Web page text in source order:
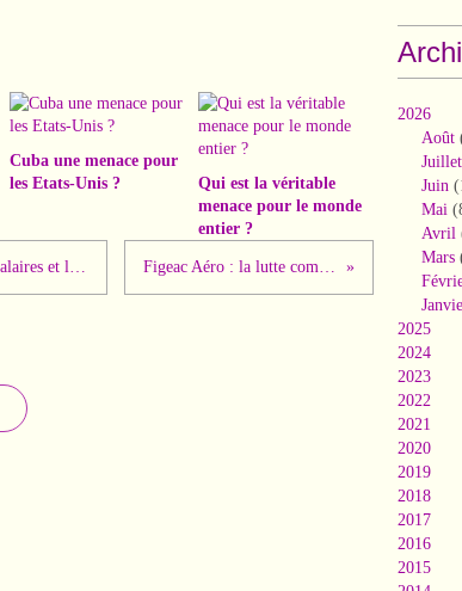
Cuba une menace pour
les Etats-Unis ?
Qui est la véritable
menace pour le monde
entier ?
Mobilisation importante des cheminots pour les salaires et l'emploi. La colère s'exprime ! Figeac Aéro : la lutte commence à payer !
2026
Août
Juillet
Juin
Mai
Avril
Mars
2025
2024
2023
2022
2021
2020
2019
2018
2017
2016
2015